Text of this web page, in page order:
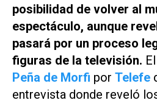
posibilidad de volver al
espectáculo, aunque
pasará por un proceso
figuras de la televisión.
Peña de Morfi por Telefe
entrevista donde reveló